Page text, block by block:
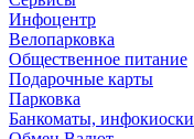
Инфоцентр
Велопарковка
Общественное питание
Подарочные карты
Парковка
Банкоматы, инфокиоски